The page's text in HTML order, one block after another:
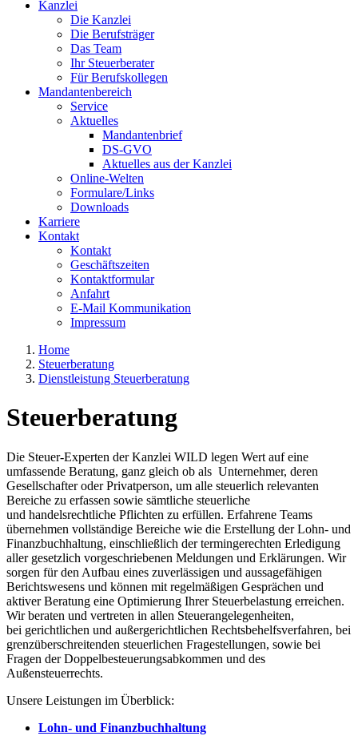
Kanzlei
Die Kanzlei
Die Berufsträger
Das Team
Ihr Steuerberater
Für Berufskollegen
Mandantenbereich
Service
Aktuelles
Mandantenbrief
DS-GVO
Aktuelles aus der Kanzlei
Online-Welten
Formulare/Links
Downloads
Karriere
Kontakt
Kontakt
Geschäftszeiten
Kontaktformular
Anfahrt
E-Mail Kommunikation
Impressum
Home
Steuerberatung
Dienstleistung Steuerberatung
Steuerberatung
Die Steuer-Experten der Kanzlei WILD legen Wert auf eine
umfassende Beratung, ganz gleich ob als Unternehmer, deren
Gesellschafter oder Privatperson, um alle steuerlich relevanten
Bereiche zu erfassen sowie sämtliche steuerliche
und handelsrechtliche Pflichten zu erfüllen. Erfahrene Teams
übernehmen vollständige Bereiche wie die Erstellung der Lohn- und
Finanzbuchhaltung, einschließlich der termingerechten Erledigung
aller gesetzlich vorgeschriebenen Meldungen und Erklärungen. Wir
sorgen für den Aufbau eines zuverlässigen und aussagefähigen
Berichtswesens und können mit regelmäßigen Gesprächen und
aktiver Beratung eine Optimierung Ihrer Steuerbelastung erreichen.
Wir beraten und vertreten in allen Steuerangelegenheiten,
bei gerichtlichen und außergerichtlichen Rechtsbehelfsverfahren, bei
grenzüberschreitenden steuerlichen Fragestellungen, sowie bei
Fragen der Doppelbesteuerungsabkommen und des
Außensteuerrechts.
Unsere Leistungen im Überblick:
Lohn- und Finanzbuchhaltung